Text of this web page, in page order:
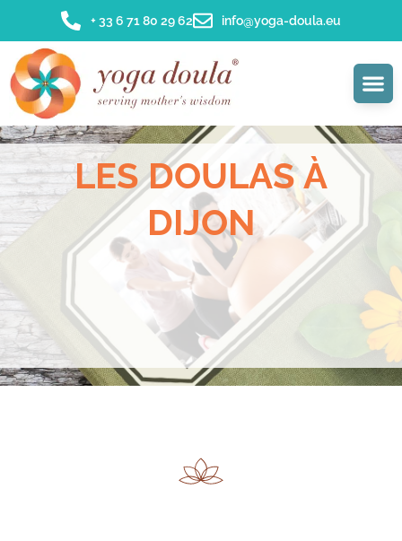
+ 33 6 71 80 29 62 info@yoga-doula.eu
LES DOULAS À
DIJON